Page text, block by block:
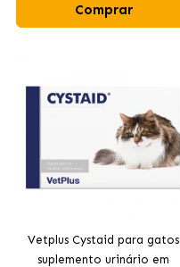
Comprar
Vetplus Cystaid para gatos
suplemento urinário em